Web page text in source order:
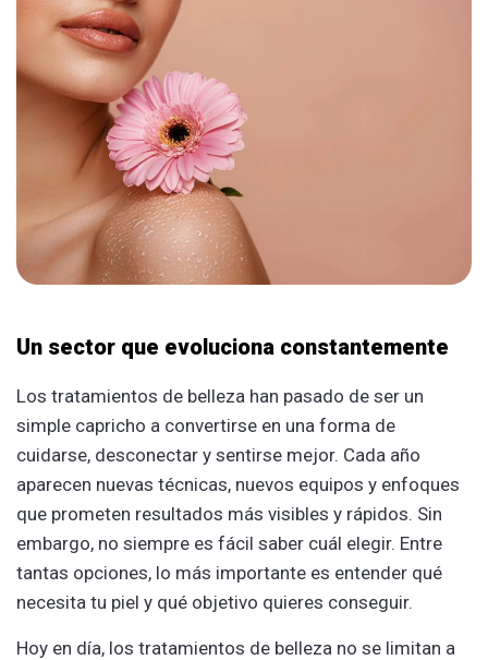
Un sector que evoluciona constantemente
Los tratamientos de belleza han pasado de ser un
simple capricho a convertirse en una forma de
cuidarse, desconectar y sentirse mejor. Cada año
aparecen nuevas técnicas, nuevos equipos y enfoques
que prometen resultados más visibles y rápidos. Sin
embargo, no siempre es fácil saber cuál elegir. Entre
tantas opciones, lo más importante es entender qué
necesita tu piel y qué objetivo quieres conseguir.
Hoy en día, los tratamientos de belleza no se limitan a